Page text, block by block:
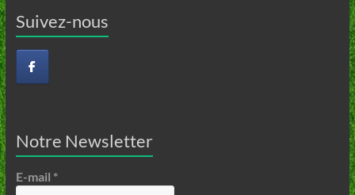
Suivez-nous
Notre Newsletter
E-mail *